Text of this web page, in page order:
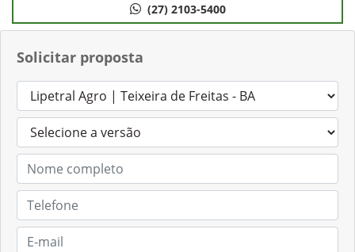
Solicitar proposta
(27) 2103-5400